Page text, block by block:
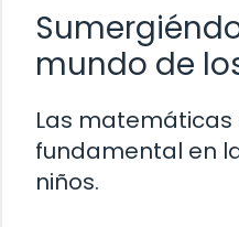
mundo de
Las
fundamental en
niños.